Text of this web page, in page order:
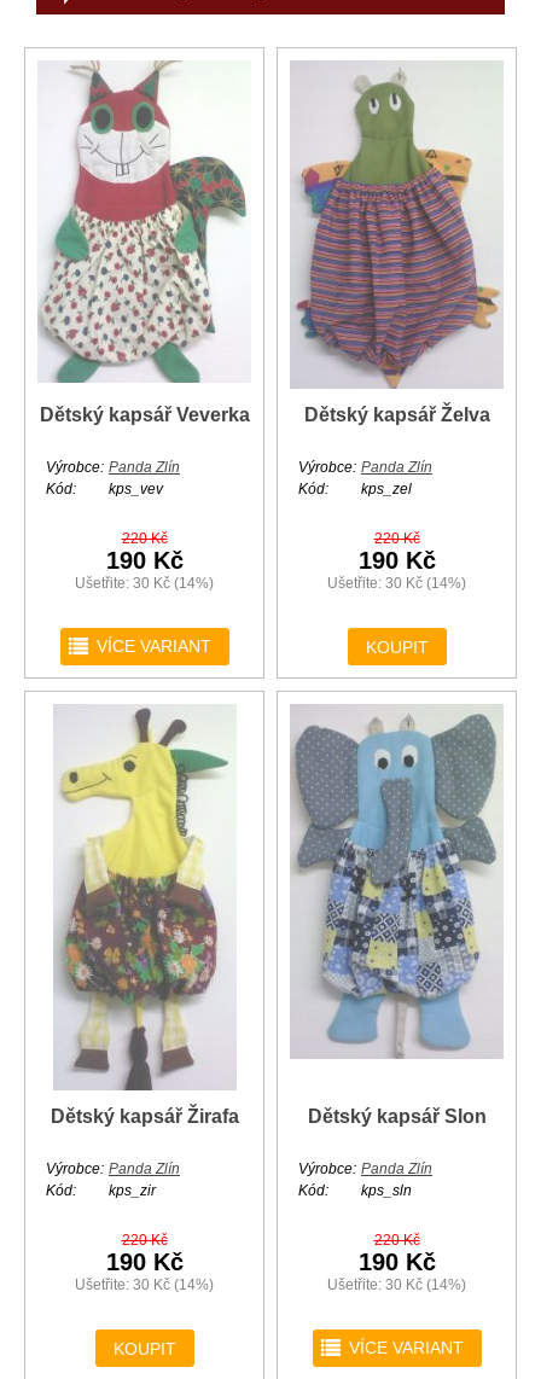
Dětský kapsář Veverka
Výrobce: Panda Zlín
Kód:
kps_vev
220 Kč
190 Kč
Ušetřite: 30 Kč (14%)
r VÍCE VARIANT
Dětský kapsář Želva
Výrobce: Panda Zlín
Kód:
kps_zel
220 Kč
190 Kč
Ušetřite: 30 Kč (14%)
KOUPIT
Dětský kapsář Žirafa
Výrobce: Panda Zlín
Kód:
kps_zir
220 Kč
190 Kč
Ušetřite: 30 Kč (14%)
KOUPIT
Dětský kapsář Slon
Výrobce: Panda Zlín
Kód:
kps_sln
220 Kč
190 Kč
Ušetřite: 30 Kč (14%)
r VÍCE VARIANT